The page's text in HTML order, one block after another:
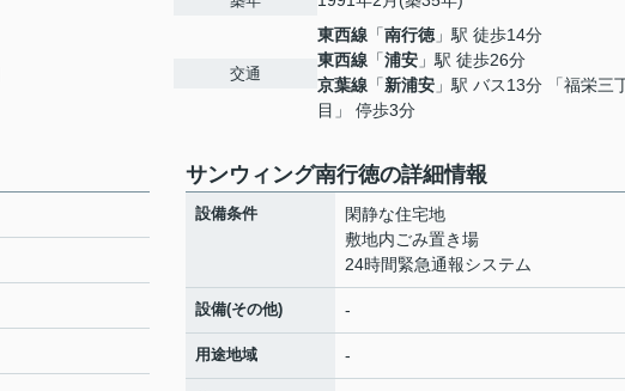
交通
東西線 「南行徳 」駅 徒歩14分
東西線 「浦安 」駅 徒歩26分
京葉線 「新浦安 」駅 バス13分 「福栄三
目」 停歩3分
サンウィング南行徳の詳細情報
設備条件
閑静な住宅地
敷地内ごみ置き場
24時間緊急通報システム
設備(その他) -
用途地域 -